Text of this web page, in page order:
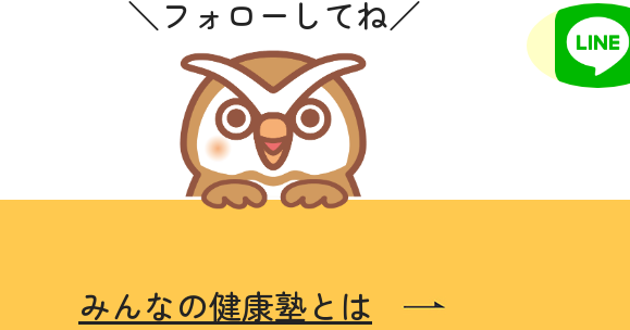
＼フォローしてね／
みんなの健康塾とは